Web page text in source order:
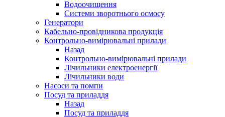
Водоочищення
Системи зворотнього осмосу
Генератори
Кабельно-провідникова продукція
Контрольно-вимірювальні прилади
Назад
Контрольно-вимірювальні прилади
Лічильники електроенергії
Лічильники води
Насоси та помпи
Посуд та приладдя
Назад
Посуд та приладдя